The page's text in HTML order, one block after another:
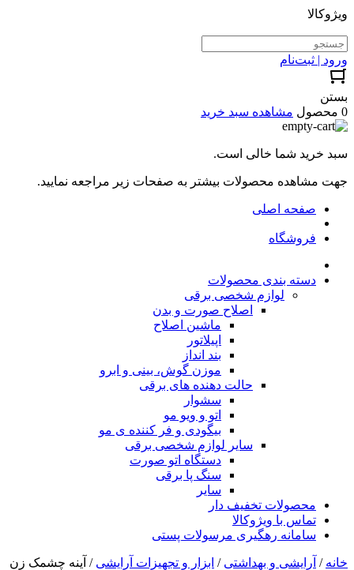
ویژوکالا
ورود | ثبت‌نام
بستن
0 محصول
مشاهده سبد خرید
سبد خرید شما خالی است.
جهت مشاهده محصولات بیشتر به صفحات زیر مراجعه نمایید.
صفحه اصلی
فروشگاه
دسته بندی محصولات
لوازم شخصی برقی
اصلاح صورت و بدن
ماشین اصلاح
اپیلاتور
بند انداز
موزن گوش، بینی و ابرو
حالت دهنده های برقی
سشوار
اتو و ویو مو
بیگودی و فر کننده ی مو
سایر لوازم شخصی برقی
دستگاه اتو صورت
سنگ پا برقی
سایر
محصولات تخفیف دار
تماس با ویژوکالا
سامانه رهگیری مرسولات پستی
خانه / آرایشی و بهداشتی / ابزار و تجهیزات آرایشی / آینه چشمک زن